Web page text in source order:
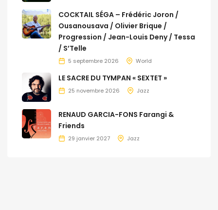
COCKTAIL SÉGA – Frédéric Joron /
Ousanousava / Olivier Brique /
Progression / Jean-Louis Deny / Tessa
/ S’Telle
5 septembre 2026 World
LE SACRE DU TYMPAN « SEXTET »
25 novembre 2026 Jazz
RENAUD GARCIA-FONS Farangi &
Friends
29 janvier 2027 Jazz